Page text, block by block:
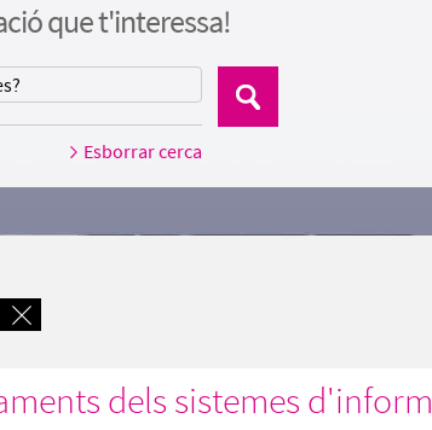
que t'interessa!
Cerca
Esborrar cerca
dels sistemes